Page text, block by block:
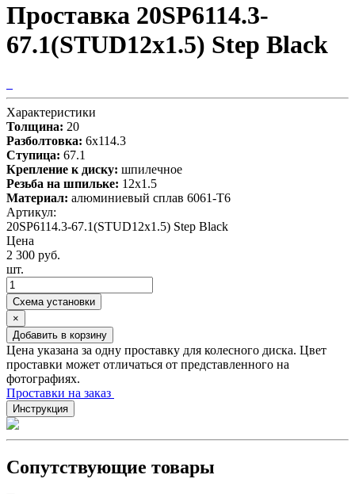
Проставка 20SP6114.3-
67.1(STUD12x1.5) Step Black
Характеристики
Толщина: 20
Разболтовка: 6x114.3
Ступица: 67.1
Крепление к диску: шпилечное
Резьба на шпильке: 12х1.5
Материал: алюминиевый сплав 6061-T6
Артикул:
20SP6114.3-67.1(STUD12x1.5) Step Black
Цена
2 300 руб.
шт.
Схема установки
×
Добавить в корзину
Цена указана за одну проставку для колесного диска. Цвет
проставки может отличаться от представленного на
фотографиях.
Проставки на заказ
Инструкция
Сопутствующие товары